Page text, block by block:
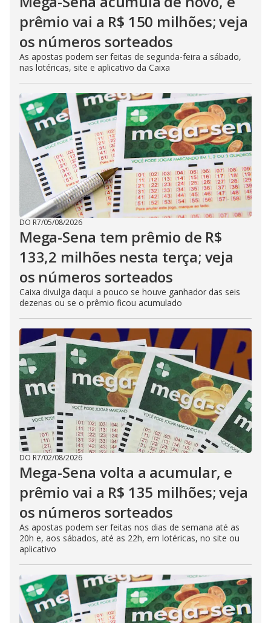
prêmio vai a R$ 150 milhões; veja
os números sorteados
As apostas podem ser feitas de segunda-feira a sábado,
nas lotéricas, site e aplicativo da Caixa
DO R7/05/08/2026
Mega-Sena tem prêmio de R$
133,2 milhões nesta terça; veja
os números sorteados
Caixa divulga daqui a pouco se houve ganhador das seis
dezenas ou se o prêmio ficou acumulado
DO R7/02/08/2026
Mega-Sena volta a acumular, e
prêmio vai a R$ 135 milhões; veja
os números sorteados
As apostas podem ser feitas nos dias de semana até as
20h e, aos sábados, até as 22h, em lotéricas, no site ou
aplicativo